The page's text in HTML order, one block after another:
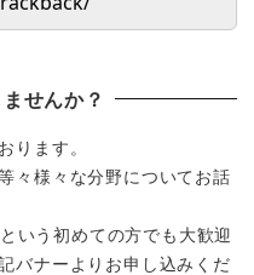
せんか？
ります。
々様々な分野についてお話
いう初めての方でも大歓迎
バナーよりお申し込みくだ